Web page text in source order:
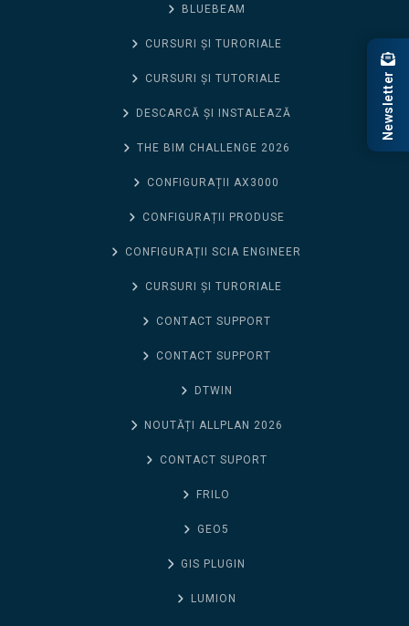
BLUEBEAM
CURSURI ȘI TURORIALE
CURSURI ȘI TUTORIALE
DESCARCĂ ȘI INSTALEAZĂ
THE BIM CHALLENGE 2026
CONFIGURAȚII AX3000
CONFIGURAȚII PRODUSE
CONFIGURAȚII SCIA ENGINEER
CURSURI ȘI TURORIALE
CONTACT SUPPORT
CONTACT SUPPORT
DTWIN
NOUTĂȚI ALLPLAN 2026
CONTACT SUPORT
FRILO
GEO5
GIS PLUGIN
LUMION
Newsletter